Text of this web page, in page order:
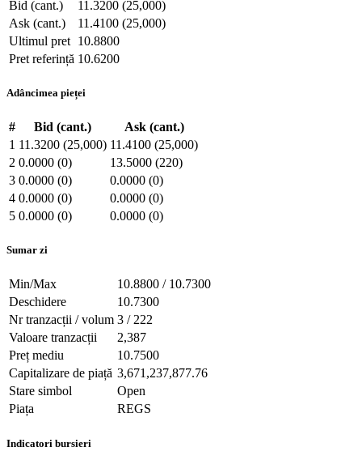
Bid (cant.)
11.3200 (25,000)
Ask (cant.)
11.4100 (25,000)
Ultimul pret 10.8800
Pret referință 10.6200
Adâncimea pieței
# Bid (cant.)
Ask (cant.)
1 11.3200 (25,000) 11.4100 (25,000)
2 0.0000 (0)
13.5000 (220)
3 0.0000 (0)
0.0000 (0)
4 0.0000 (0)
0.0000 (0)
5 0.0000 (0) 0.0000 (0)
Sumar zi
Min/Max
10.8800 / 10.7300
Deschidere
10.7300
Nr tranzacții / volum 3 / 222
Valoare tranzacții
2,387
Preț mediu
10.7500
Capitalizare de piață 3,671,237,877.76
Stare simbol
Open
Piața
REGS
Indicatori bursieri